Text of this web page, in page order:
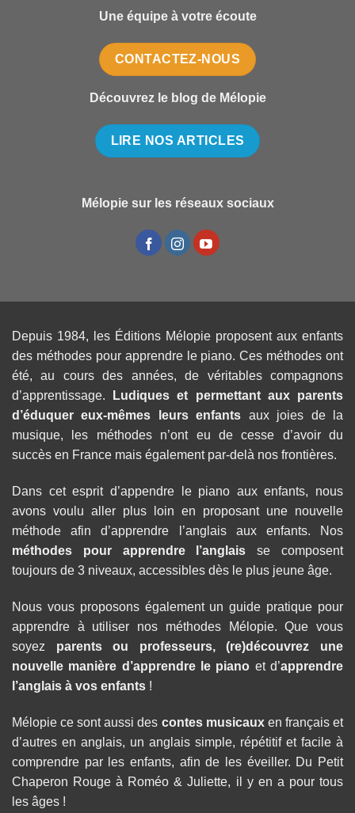
Une équipe à votre écoute
CONTACTEZ-NOUS
Découvrez le blog de Mélopie
LIRE NOS ARTICLES
Mélopie sur les réseaux sociaux
Depuis 1984, les Éditions Mélopie proposent aux enfants
des méthodes pour apprendre le piano. Ces méthodes ont
été, au cours des années, de véritables compagnons
d’apprentissage.
Ludiques et permettant aux parents
d’éduquer eux-mêmes leurs enfants aux joies de la
musique, les méthodes n’ont eu de cesse d’avoir du
succès en France mais également par-delà nos frontières.
Dans cet esprit d’appendre le piano aux enfants, nous
avons voulu aller plus loin en proposant une nouvelle
méthode afin d’apprendre l’anglais aux enfants. Nos
méthodes pour apprendre l’anglais se composent
toujours de 3 niveaux, accessibles dès le plus jeune âge.
Nous vous proposons également un guide pratique pour
apprendre à utiliser nos méthodes Mélopie. Que vous
soyez parents ou professeurs, (re)découvrez une
nouvelle manière d’apprendre le piano et d’apprendre
l’anglais à vos enfants !
Mélopie ce sont aussi des contes musicauxen français et
d’autres en anglais, un anglais simple, répétitif et facile à
comprendre par les enfants, afin de les éveiller. Du Petit
Chaperon Rouge à Roméo & Juliette, il y en a pour tous
les âges !